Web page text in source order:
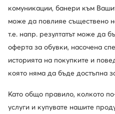
комуникации, банери към
може да повлияе съществено
т.е. напр. резултатът може да
оферта за обувки, насочена
историята на покупките и
която няма да бъде достъпна
Като общо правило, колкото
услуги и купувате нашите